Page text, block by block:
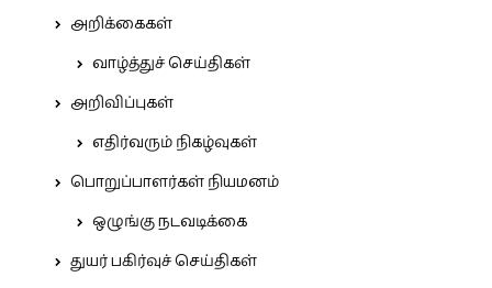
அறிக்கைகள்
வாழ்த்துச் செய்திகள்
அறிவிப்புகள்
எதிர்வரும் நிகழ்வுகள்
பொறுப்பாளர்கள் நியமனம்
ஒழுங்கு நடவடிக்கை
துயர் பகிர்வுச் செய்திகள்